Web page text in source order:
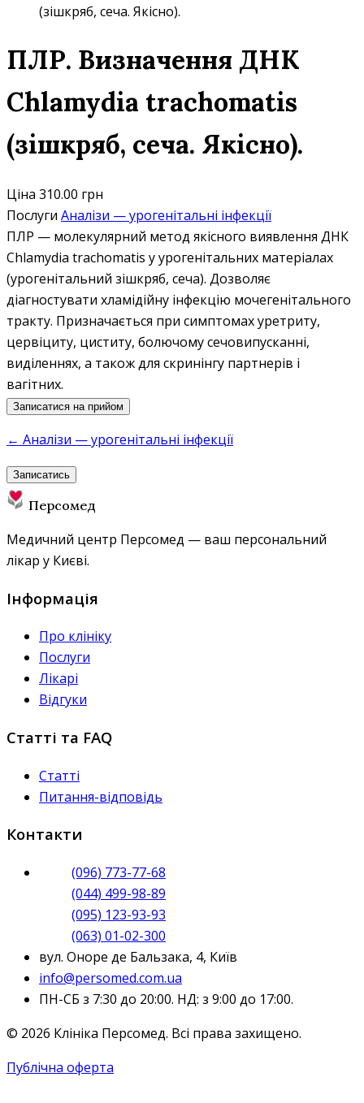
(зішкряб, сеча. Якісно).
ПЛР. Визначення ДНК
Chlamydia trachomatis
(зішкряб, сеча. Якісно).
Ціна 310.00 грн
Послуги Аналізи — урогенітальні інфекції
ПЛР — молекулярний метод якісного виявлення ДНК
Chlamydia trachomatis у урогенітальних матеріалах
(урогенітальний зішкряб, сеча). Дозволяє
діагностувати хламідійну інфекцію мочегенітального
тракту. Призначається при симптомах уретриту,
цервіциту, циститу, болючому сечовипусканні,
виділеннях, а також для скринінгу партнерів і
вагітних.
Записатися на прийом
← Аналізи — урогенітальні інфекції
Записатись
Персомед
Медичний центр Персомед — ваш персональний
лікар у Києві.
Інформація
Про клініку
Послуги
Лікарі
Відгуки
Статті та FAQ
Статті
Питання-відповідь
Контакти
(096) 773-77-68
(044) 499-98-89
(095) 123-93-93
(063) 01-02-300
вул. Оноре де Бальзака, 4, Київ
info@persomed.com.ua
ПН-СБ з 7:30 до 20:00. НД: з 9:00 до 17:00.
© 2026 Клініка Персомед. Всі права захищено.
Публічна оферта